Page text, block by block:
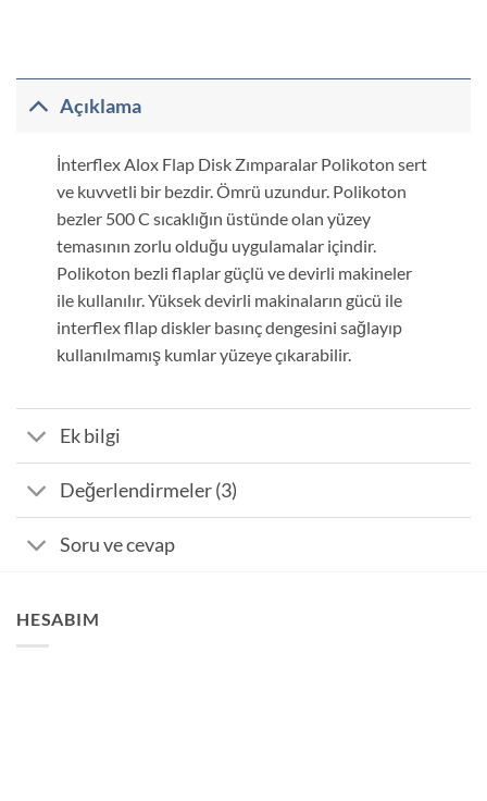
Açıklama
İnterflex Alox Flap Disk Zımparalar Polikoton sert
ve kuvvetli bir bezdir. Ömrü uzundur. Polikoton
bezler 500 C sıcaklığın üstünde olan yüzey
temasının zorlu olduğu uygulamalar içindir.
Polikoton bezli flaplar güçlü ve devirli makineler
ile kullanılır. Yüksek devirli makinaların gücü ile
interflex fllap diskler basınç dengesini sağlayıp
kullanılmamış kumlar yüzeye çıkarabilir.
Ek bilgi
Değerlendirmeler (3)
Soru ve cevap
HESABIM